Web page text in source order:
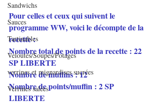
Sandwichs
Sauces
Tartinables
Veloutés/Soupes/Potages
verrines et mignardises sucrées
Verrines salées
Pour celles et ceux qui suivent le
programme WW, voici le décompte de la
recette :
Nombre total de points de la recette : 22
SP LIBERTE
Nombre de muffins : 12
Nombre de points/muffin : 2 SP
LIBERTE